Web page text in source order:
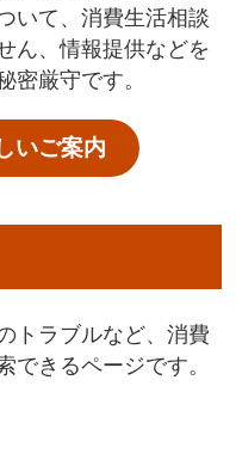
いて、消費生活相談
ん、情報提供などを
密厳守です。
いご案内
トラブルなど、消費
できるページです。